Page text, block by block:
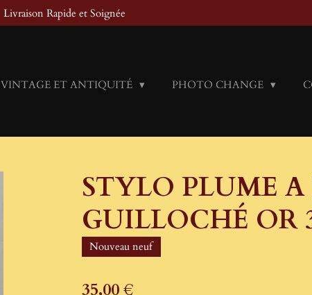
Livraison Rapide et Soignée
VINTAGE ET ANTIQUITÉ PHOTO CHANGE
STYLO PLUME A
GUILLOCHÉ OR
Nouveau neuf
35,00 €